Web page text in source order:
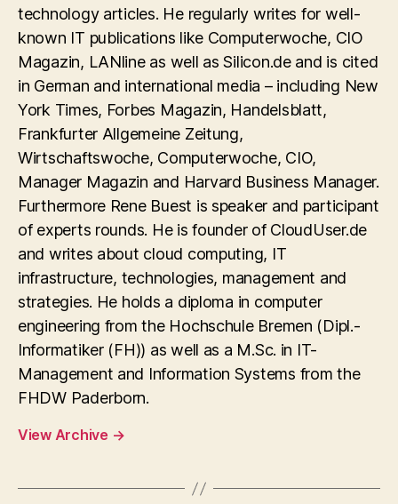
technology articles. He regularly writes for well-
known IT publications like Computerwoche, CIO
Magazin, LANline as well as Silicon.de and is cited
in German and international media – including New
York Times, Forbes Magazin, Handelsblatt,
Frankfurter Allgemeine Zeitung,
Wirtschaftswoche, Computerwoche, CIO,
Manager Magazin and Harvard Business Manager.
Furthermore Rene Buest is speaker and participant
of experts rounds. He is founder of CloudUser.de
and writes about cloud computing, IT
infrastructure, technologies, management and
strategies. He holds a diploma in computer
engineering from the Hochschule Bremen (Dipl.-
Informatiker (FH)) as well as a M.Sc. in IT-
Management and Information Systems from the
FHDW Paderborn.
View Archive →